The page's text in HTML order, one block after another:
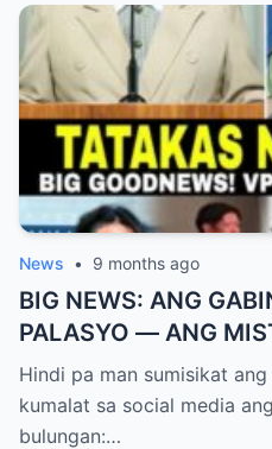
News • 9 months ago
BIG NEWS: ANG
PALASYO — ANG
PAGLIPAD NG ISANG
DUMULOG NA LIHIM
KLER
Hindi pa man sumisikat
kumalat sa social media
bulungan:…